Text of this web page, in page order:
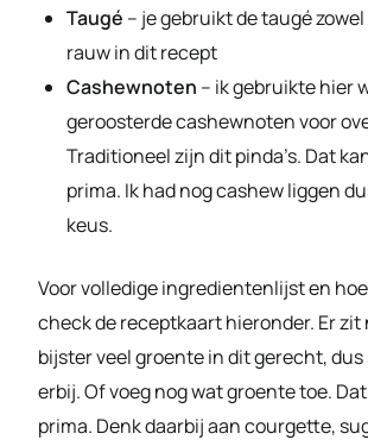
Taugé – je gebruikt de taugé
rauw in dit recept
Cashewnoten – ik gebruikte hier
geroosterde cashewnoten voor
Traditioneel zijn dit pinda’s. Dat
prima. Ik had nog cashew liggen
keus.
Voor volledige ingredientenlijst en
check de receptkaart hieronder. Er
bijster veel groente in dit gerecht,
erbij. Of voeg nog wat groente toe.
prima. Denk daarbij aan courgette,